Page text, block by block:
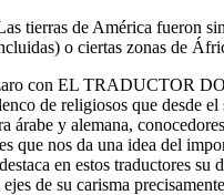
tierras de América fueron
o ciertas zonas de
con EL TRADUCTOR
de religiosos que desde
y alemana,
nos da una idea del
en estos traductores
de su carisma